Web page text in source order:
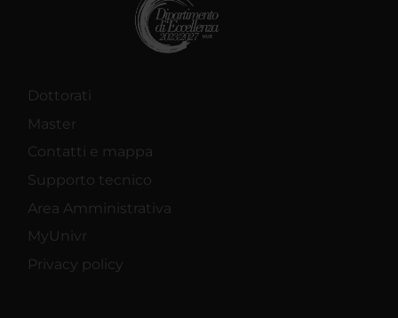
Dottorati
Master
Contatti e mappa
Supporto tecnico
Area Amministrativa
MyUnivr
Privacy policy